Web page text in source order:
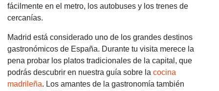
fácilmente en el metro, los autobuses y los trenes de
cercanías.
Madrid está considerado uno de los grandes destinos
gastronómicos de España. Durante tu visita merece la
pena probar los platos tradicionales de la capital, que
podrás descubrir en nuestra guía sobre la cocina
madrileña. Los amantes de la gastronomía también